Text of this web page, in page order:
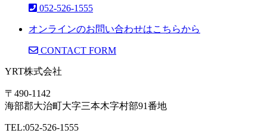
052-526-1555
オンラインのお問い合わせはこちらから
CONTACT FORM
YRT株式会社
〒490-1142
海部郡大治町大字三本木字村部91番地
TEL:052-526-1555